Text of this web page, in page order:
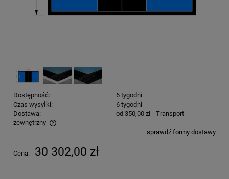
Dostępność:
6 tygodni
Czas wysyłki:
6 tygodni
Dostawa:
od 350,00 zł - Transport
zewnętrzny
Cena nie zawiera ewentualnych kosztów płatnościsprawdź formy dostawy
Cena: 30 302,00 zł